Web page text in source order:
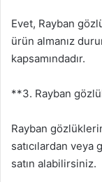
Evet, Rayban
ürün almanız
kapsamındadır.
**3. Rayban
Rayban
satıcılardan
satın alabilirsiniz.